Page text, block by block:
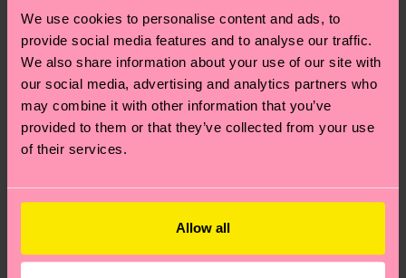
We use cookies to personalise content and ads, to
provide social media features and to analyse our traffic.
We also share information about your use of our site with
our social media, advertising and analytics partners who
may combine it with other information that you’ve
provided to them or that they’ve collected from your use
of their services.
Allow all
deinem Land abhängt.
Du hast Fragen zu einer Retoure? In unserem
Hilfebereich im ArtikelRetourenfindest du die
am häufigsten gestellten Fragen.